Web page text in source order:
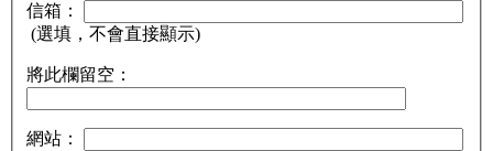
信箱：
(選填，不會直接顯示)
將此欄留空：
網站：